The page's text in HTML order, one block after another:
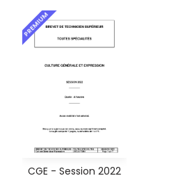
PREMIUM
CGE - Session 2022